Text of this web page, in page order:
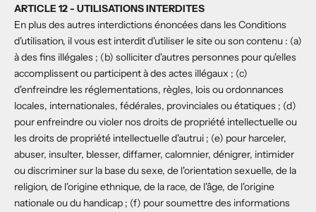
ARTICLE 12 - UTILISATIONS INTERDITES
En plus des autres interdictions énoncées dans les Conditions
d'utilisation, il vous est interdit d'utiliser le site ou son contenu : (a)
à des fins illégales ; (b) solliciter d'autres personnes pour qu'elles
accomplissent ou participent à des actes illégaux ; (c)
d'enfreindre les réglementations, règles, lois ou ordonnances
locales, internationales, fédérales, provinciales ou étatiques ; (d)
pour enfreindre ou violer nos droits de propriété intellectuelle ou
les droits de propriété intellectuelle d'autrui ; (e) pour harceler,
abuser, insulter, blesser, diffamer, calomnier, dénigrer, intimider
ou discriminer sur la base du sexe, de l'orientation sexuelle, de la
religion, de l'origine ethnique, de la race, de l'âge, de l'origine
nationale ou du handicap ; (f) pour soumettre des informations